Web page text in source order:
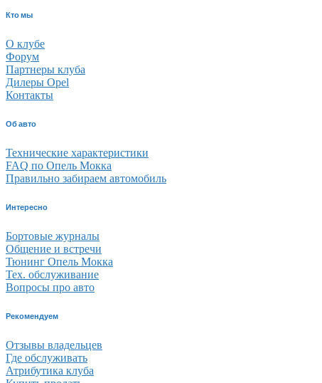
Кто мы
О клубе
Форум
Партнеры клуба
Дилеры Opel
Контакты
Об авто
Технические характеристики
FAQ по Опель Мокка
Правильно забираем автомобиль
Интересно
Бортовые журналы
Общение и встречи
Тюнинг Опель Мокка
Тех. обслуживание
Вопросы про авто
Рекомендуем
Отзывы владельцев
Где обслуживать
Атрибутика клуба